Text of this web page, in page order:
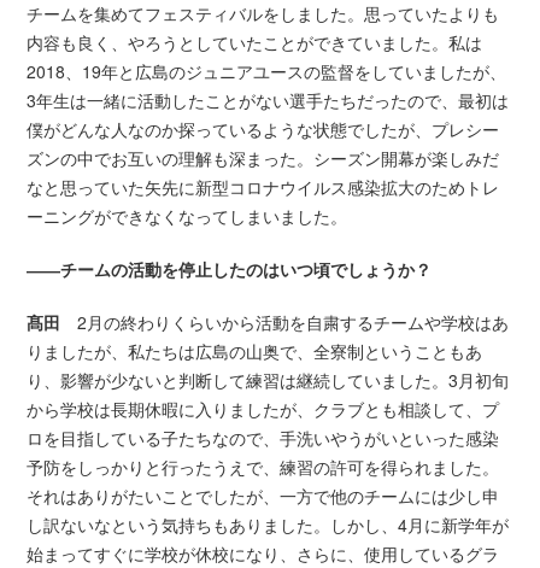
チームを集めてフェスティバルをしました。思っていたよりも
内容も良く、やろうとしていたことができていました。私は
2018、19年と広島のジュニアユースの監督をしていましたが、
3年生は一緒に活動したことがない選手たちだったので、最初は
僕がどんな人なのか探っているような状態でしたが、プレシー
ズンの中でお互いの理解も深まった。シーズン開幕が楽しみだ
なと思っていた矢先に新型コロナウイルス感染拡大のためトレ
ーニングができなくなってしまいました。
――チームの活動を停止したのはいつ頃でしょうか？
髙田 2月の終わりくらいから活動を自粛するチームや学校はあ
りましたが、私たちは広島の山奥で、全寮制ということもあ
り、影響が少ないと判断して練習は継続していました。3月初旬
から学校は長期休暇に入りましたが、クラブとも相談して、プ
ロを目指している子たちなので、手洗いやうがいといった感染
予防をしっかりと行ったうえで、練習の許可を得られました。
それはありがたいことでしたが、一方で他のチームには少し申
し訳ないなという気持ちもありました。しかし、4月に新学年が
始まってすぐに学校が休校になり、さらに、使用しているグラ